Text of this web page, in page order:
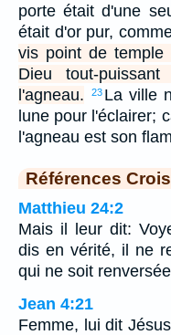
porte était d'une
était d'or pur,
vis point de
Dieu tout-
l'agneau.
23 La ville
lune pour l'éclairer;
l'agneau est son
Références
Matthieu 24:2
Mais il leur dit:
dis en vérité, il ne
qui ne soit
Jean 4:21
Femme, lui dit